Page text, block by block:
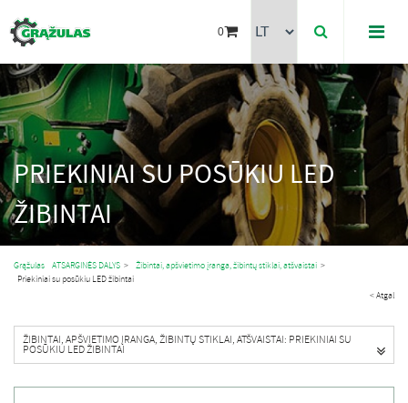
0
PRIEKINIAI SU POSŪKIU LED
ŽIBINTAI
Grąžulas ATSARGINĖS DALYS > Žibintai, apšvietimo įranga, žibintų stiklai, atšvaistai >
Priekiniai su posūkiu LED žibintai
< Atgal
ŽIBINTAI, APŠVIETIMO ĮRANGA, ŽIBINTŲ STIKLAI, ATŠVAISTAI: PRIEKINIAI SU
POSŪKIU LED ŽIBINTAI